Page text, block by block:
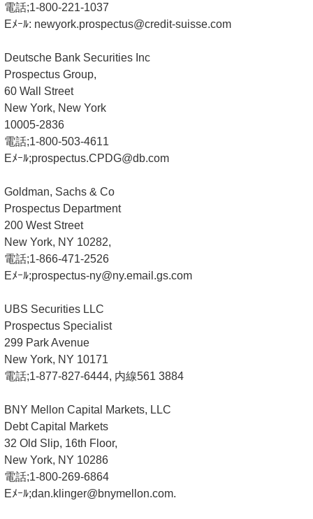
電話;1-800-221-1037
Eﾒｰﾙ: newyork.prospectus@credit-suisse.com
Deutsche Bank Securities Inc
Prospectus Group,
60 Wall Street
New York, New York
10005-2836
電話;1-800-503-4611
Eﾒｰﾙ;prospectus.CPDG@db.com
Goldman, Sachs & Co
Prospectus Department
200 West Street
New York, NY 10282,
電話;1-866-471-2526
Eﾒｰﾙ;prospectus-ny@ny.email.gs.com
UBS Securities LLC
Prospectus Specialist
299 Park Avenue
New York, NY 10171
電話;1-877-827-6444, 内線561 3884
BNY Mellon Capital Markets, LLC
Debt Capital Markets
32 Old Slip, 16th Floor,
New York, NY 10286
電話;1-800-269-6864
Eﾒｰﾙ;dan.klinger@bnymellon.com.